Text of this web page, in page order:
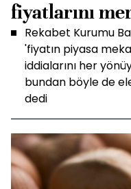
fiyatlarını
Rekabet Kurumu
'fiyatın piyasa
iddialarını her
bundan böyle de
dedi